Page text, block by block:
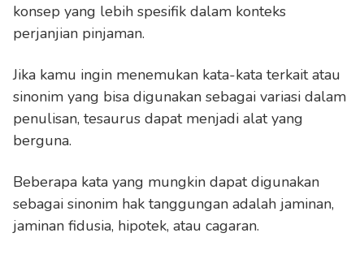
konsep yang lebih spesifik dalam konteks
perjanjian pinjaman.
Jika kamu ingin menemukan kata-kata terkait atau
sinonim yang bisa digunakan sebagai variasi dalam
penulisan, tesaurus dapat menjadi alat yang
berguna.
Beberapa kata yang mungkin dapat digunakan
sebagai sinonim hak tanggungan adalah jaminan,
jaminan fidusia, hipotek, atau cagaran.